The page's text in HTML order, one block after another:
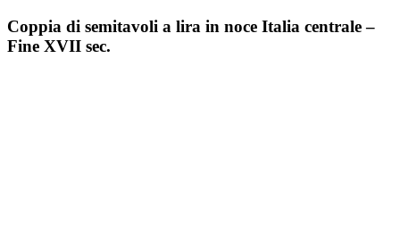
Coppia di semitavoli a lira in noce Italia centrale –
Fine XVII sec.